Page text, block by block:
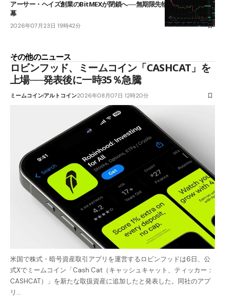
アーサー・ヘイズ創業のBitMEXが閉鎖へ──無期限先物を生んだ11年に
幕
2026年07月23日 19時42分
その他のニュース
ロビンフッド、ミームコイン「CASHCAT」を
上場──発表後に一時35％急騰
ミームコインアルトコイン2026年08月07日 12時20分
米国で株式・暗号資産取引アプリを運営するロビンフッドは6日、公
式Xでミームコイン「Cash Cat（キャッシュキャット、ティッカー：
CASHCAT）」を新たな取扱資産に追加したと発表した。同社のアプ
リ…